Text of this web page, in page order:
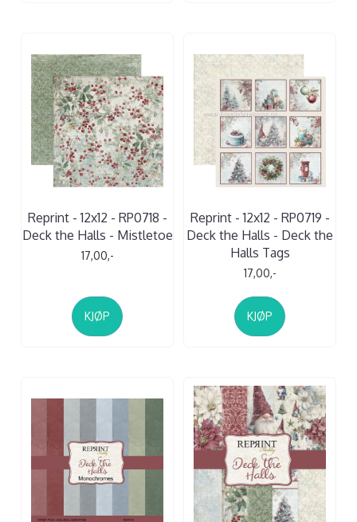
Reprint - 12x12 - RP0718 -
Deck the Halls - Mistletoe
17,00,-
KJØP
Reprint - 12x12 - RP0719 -
Deck the Halls - Deck the
Halls Tags
17,00,-
KJØP